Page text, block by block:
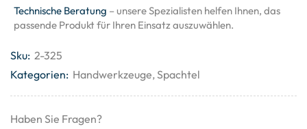
Technische Beratung – unsere Spezialisten helfen Ihnen, das
passende Produkt für Ihren Einsatz auszuwählen.
Sku: 2-325
Kategorien: Handwerkzeuge, Spachtel
Haben Sie Fragen?